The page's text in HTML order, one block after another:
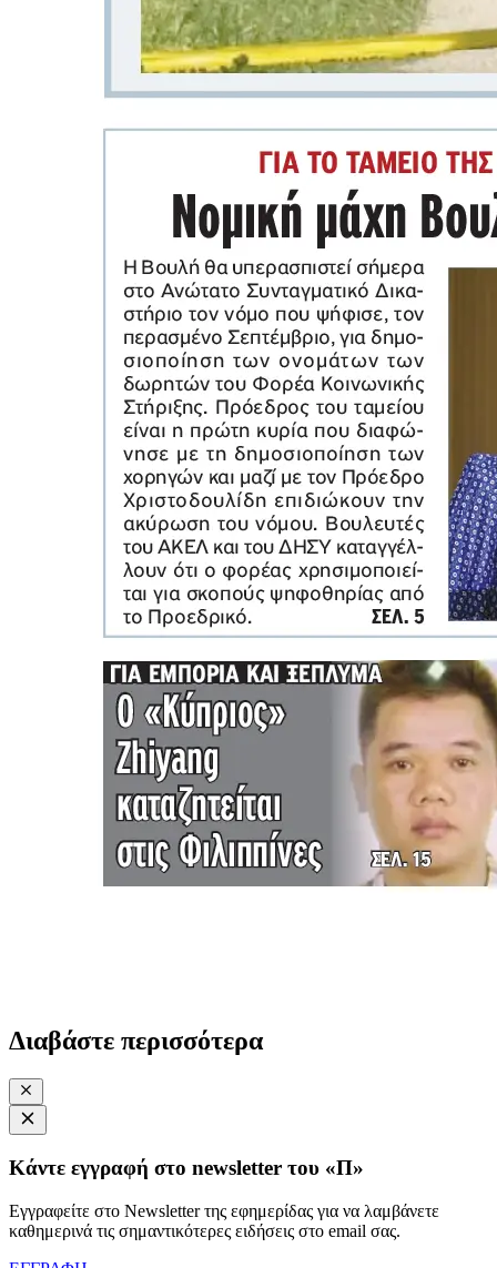
Διαβάστε περισσότερα
Κάντε εγγραφή στο newsletter του «Π»
Εγγραφείτε στο Newsletter της εφημερίδας για να λαμβάνετε
καθημερινά τις σημαντικότερες ειδήσεις στο email σας.